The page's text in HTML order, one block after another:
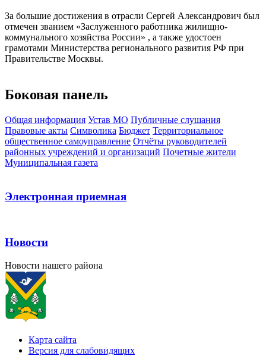
За большие достижения в отрасли Сергей Александрович был
отмечен званием «Заслуженного работника жилищно-
коммунального хозяйства России» , а также удостоен
грамотами Министерства регионального развития РФ при
Правительстве Москвы.
Боковая панель
Общая информация Устав МО Публичные слушания
Правовые акты Символика Бюджет Территориальное
общественное самоуправление Отчёты руководителей
районных учреждений и организаций Почетные жители
Муниципальная газета
Электронная приемная
Новости
Новости нашего района
Карта сайта
Версия для слабовидящих